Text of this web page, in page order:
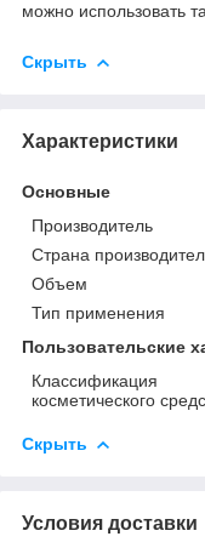
можно использовать
Скрыть
Характеристики
Основные
Производитель
Страна
Объем
Тип применения
Пользовательские
Классификация
косметического
Скрыть
Условия доставки